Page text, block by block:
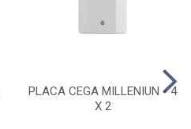
PLACA CEGA MILLENIUN - 4
X 2